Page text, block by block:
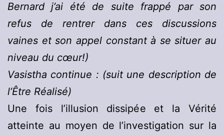
Bernard j’ai été de suite frappé par son
refus de rentrer dans ces discussions
vaines et son appel constant à se situer au
niveau du cœur!)
Vasistha continue : (suit une description de
l’Être Réalisé)
Une fois l’illusion dissipée et la Vérité
atteinte au moyen de l’investigation sur la